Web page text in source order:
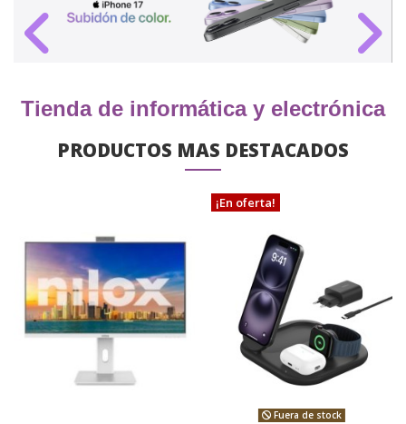
Tienda de informática y electrónica
PRODUCTOS MAS DESTACADOS
¡En oferta!
Fuera de stock